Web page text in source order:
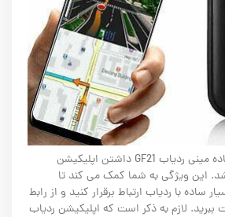
یکی از ویژگی های فوق العاده مینی ردیاب GF21 داشتن اپلیکیشن
این ویژگی به شما کمک می کند تا
ساده با ردیاب ارتباط برقرار کنید و از رابط
ببرید. لازم به ذکر است که اپلیکیشن ردیاب